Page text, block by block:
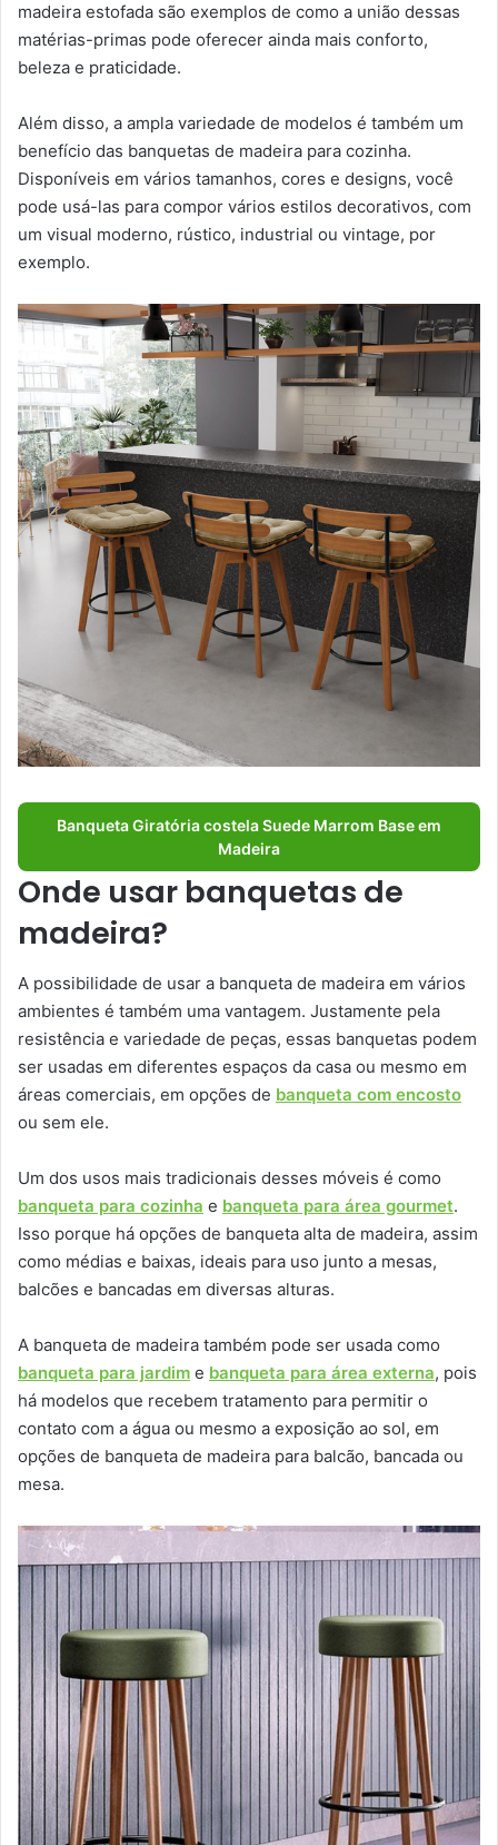
madeira estofada são exemplos de como a união dessas
matérias-primas pode oferecer ainda mais conforto,
beleza e praticidade.
Além disso, a ampla variedade de modelos é também um
benefício das banquetas de madeira para cozinha.
Disponíveis em vários tamanhos, cores e designs, você
pode usá-las para compor vários estilos decorativos, com
um visual moderno, rústico, industrial ou vintage, por
exemplo.
Banqueta Giratória costela Suede Marrom Base em
Madeira
Onde usar banquetas de
madeira?
A possibilidade de usar a banqueta de madeira em vários
ambientes é também uma vantagem. Justamente pela
resistência e variedade de peças, essas banquetas podem
ser usadas em diferentes espaços da casa ou mesmo em
áreas comerciais, em opções de banqueta com encosto
ou sem ele.
Um dos usos mais tradicionais desses móveis é como
banqueta para cozinha e banqueta para área gourmet.
Isso porque há opções de banqueta alta de madeira, assim
como médias e baixas, ideais para uso junto a mesas,
balcões e bancadas em diversas alturas.
A banqueta de madeira também pode ser usada como
banqueta para jardim e banqueta para área externa, pois
há modelos que recebem tratamento para permitir o
contato com a água ou mesmo a exposição ao sol, em
opções de banqueta de madeira para balcão, bancada ou
mesa.